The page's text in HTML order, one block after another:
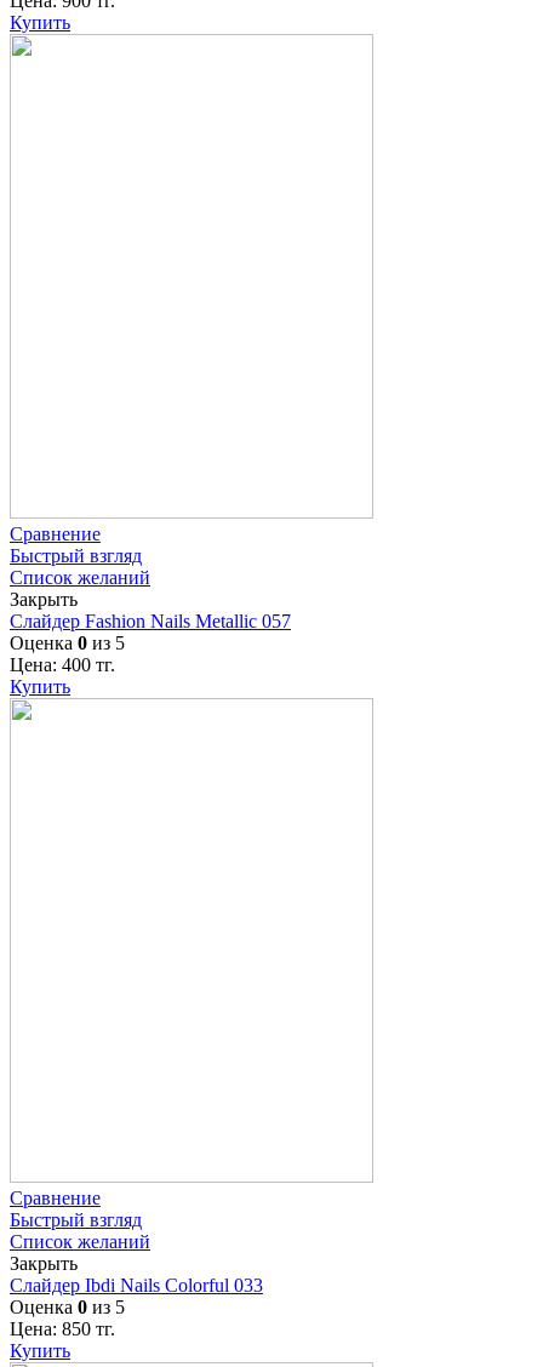
Купить
Сравнение
Быстрый взгляд
Список желаний
Закрыть
Слайдер Fashion Nails Metallic 057
Оценка 0 из 5
Цена: 400 тг.
Купить
Сравнение
Быстрый взгляд
Список желаний
Закрыть
Слайдер Ibdi Nails Colorful 033
Оценка 0 из 5
Цена: 850 тг.
Купить